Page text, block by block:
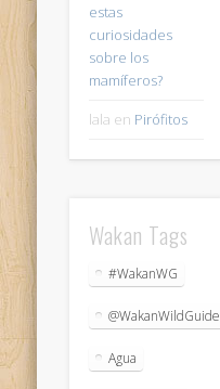
estas
curiosidades
sobre los
mamíferos?
lala en Pirófitos
Wakan Tags
#WakanWG
@WakanWildGuide
Agua